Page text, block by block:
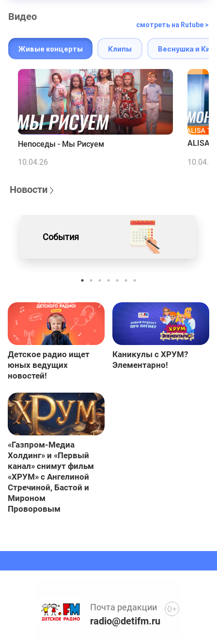
Видео
смотреть на Rutube >
Живые концерты Клипы Веснушка и
Непоседы - Мы Рисуем
10.04.26
ALISA
10.04.26
Новости
События
Детское радио ищет
юных ведущих
новостей!
Каникулы с ХРУМ?
Элементарно!
«Газпром-Медиа
Холдинг» и «Первый
канал» снимут фильм
«ХРУМ» с Ангелиной
Стречиной, Бастой и
Мироном
Проворовым
Почта редакции
radio@detifm.ru
0+